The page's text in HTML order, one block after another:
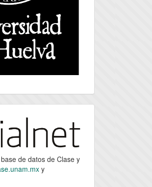
de datos de Clase y
y